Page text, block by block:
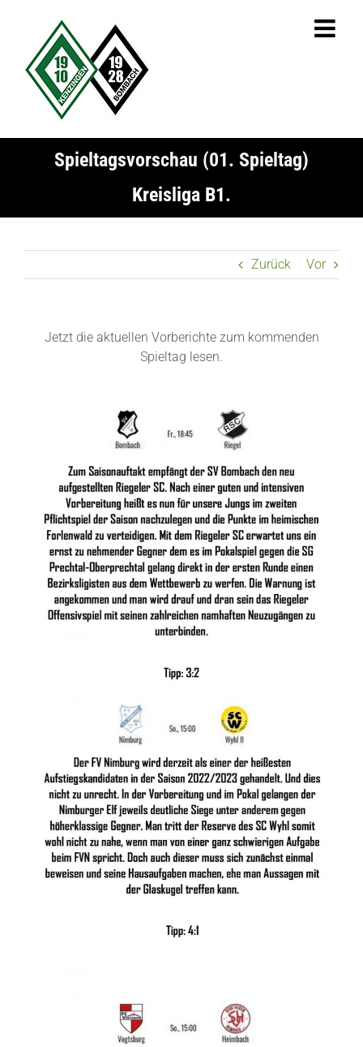
springen
Spieltagsvorschau (01. Spieltag)
Kreisliga B1.
Zurück Vor
Jetzt die aktuellen Vorberichte zum kommenden
Spieltag lesen.